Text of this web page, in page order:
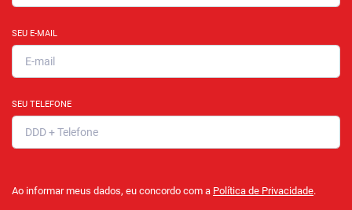
SEU E-MAIL
SEU TELEFONE
Ao informar meus dados, eu concordo com a Política de Privacidade.